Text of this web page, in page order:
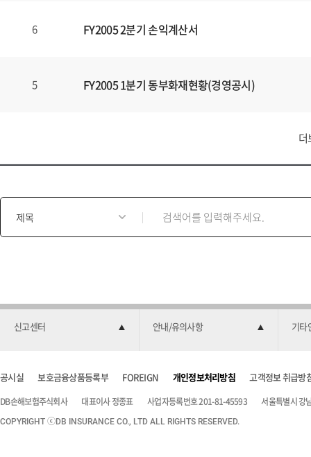
6 FY2005 2분기 손익계산서
5 FY2005 1분기 동부화재현황(경영공시)
더
게
식
신고센터 안내/유의사항 기타
공시실 보호금융상품등록부 FOREIGN 개인정보처리방침 고객정보 취급방
DB손해보험주식회사 대표이사 정종표 사업자등록번호 201-81-45593 서울특별시 강
COPYRIGHT ⓒDB INSURANCE CO., LTD ALL RIGHTS RESERVED.